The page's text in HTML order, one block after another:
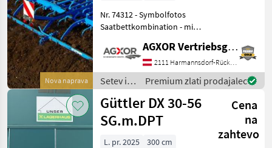
Nova naprava
Nr. 74312 - Symbolfotos
Saatbettkombination - mit
64Stk. Matathon
ZinkenSchar 30x12x400 für
Arbeitstiefen bis 12cm - mit
Zahnstangendopp
AGXOR Vertriebsgesellschaft Ost GmbH
2111 Harmannsdorf-Rückersdorf
Setev in
nega /
Lemken
Premium zlati prodajalec
Güttler DX 30-56
SG.m.DPT
Cena
na
zahtevo
L. pr. 2025
300 cm